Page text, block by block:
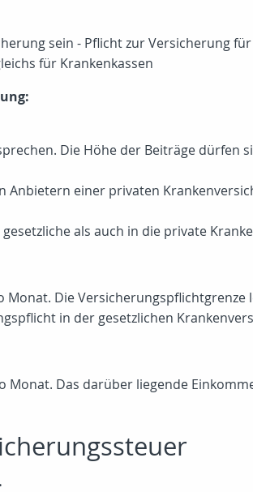
sein - Pflicht zur Versicherung für
für Krankenkassen
Die Höhe der Beiträge dürfen
einer privaten
als auch in die private
Monat. Die
in der gesetzlichen
Monat. Das darüber liegende